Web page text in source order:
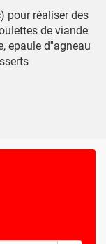
pour réaliser des
de viande
epaule d''agneau